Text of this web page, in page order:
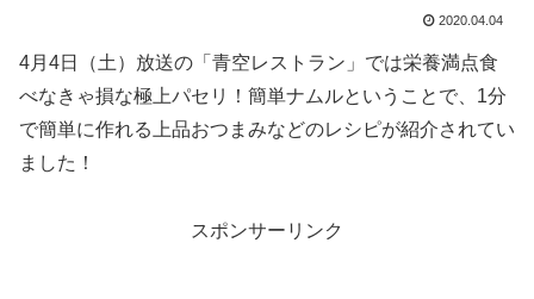
2020.04.04
4月4日（土）放送の「青空レストラン」では栄養満点食
べなきゃ損な極上パセリ！簡単ナムルということで、1分
で簡単に作れる上品おつまみなどのレシピが紹介されてい
ました！
スポンサーリンク